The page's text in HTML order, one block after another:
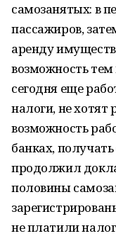
самозанятых: в
пассажиров,
аренду
возможность
сегодня еще
налоги, не хотят
возможность
банках,
продолжил
половины
не платили